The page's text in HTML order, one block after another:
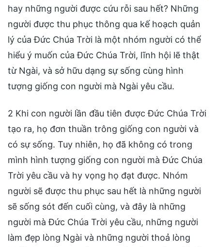
hay những người được cứu rỗi sau hết? Những
người được thu phục thông qua kế hoạch quản
lý của Đức Chúa Trời là một nhóm người có thể
hiểu ý muốn của Đức Chúa Trời, lĩnh hội lẽ thật
từ Ngài, và sở hữu dạng sự sống cùng hình
tượng giống con người mà Ngài yêu cầu.
2 Khi con người lần đầu tiên được Đức Chúa Trời
tạo ra, họ đơn thuần trông giống con người và
có sự sống. Tuy nhiên, họ đã không có trong
mình hình tượng giống con người mà Đức Chúa
Trời yêu cầu và hy vọng họ đạt được. Nhóm
người sẽ được thu phục sau hết là những người
sẽ sống sót đến cuối cùng, và đây là những
người mà Đức Chúa Trời yêu cầu, những người
làm đẹp lòng Ngài và những người thoả lòng